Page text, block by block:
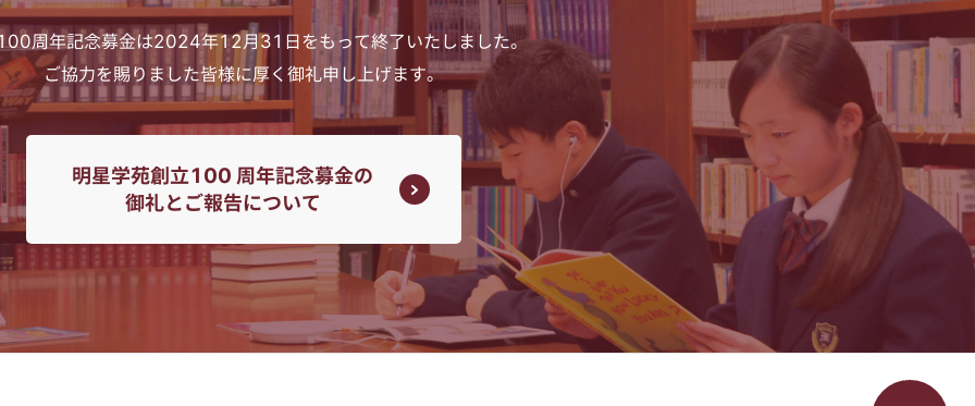
周年記念募金は2024年12月31日をもって終了いたしました。
ご協力を賜りました皆様に厚く御礼申し上げます。
明星学苑創立100 周年記念募金の
御礼とご報告について